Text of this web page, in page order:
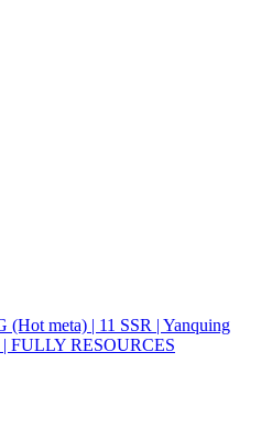
meta) | 11 SSR | Yanquing
FULLY RESOURCES